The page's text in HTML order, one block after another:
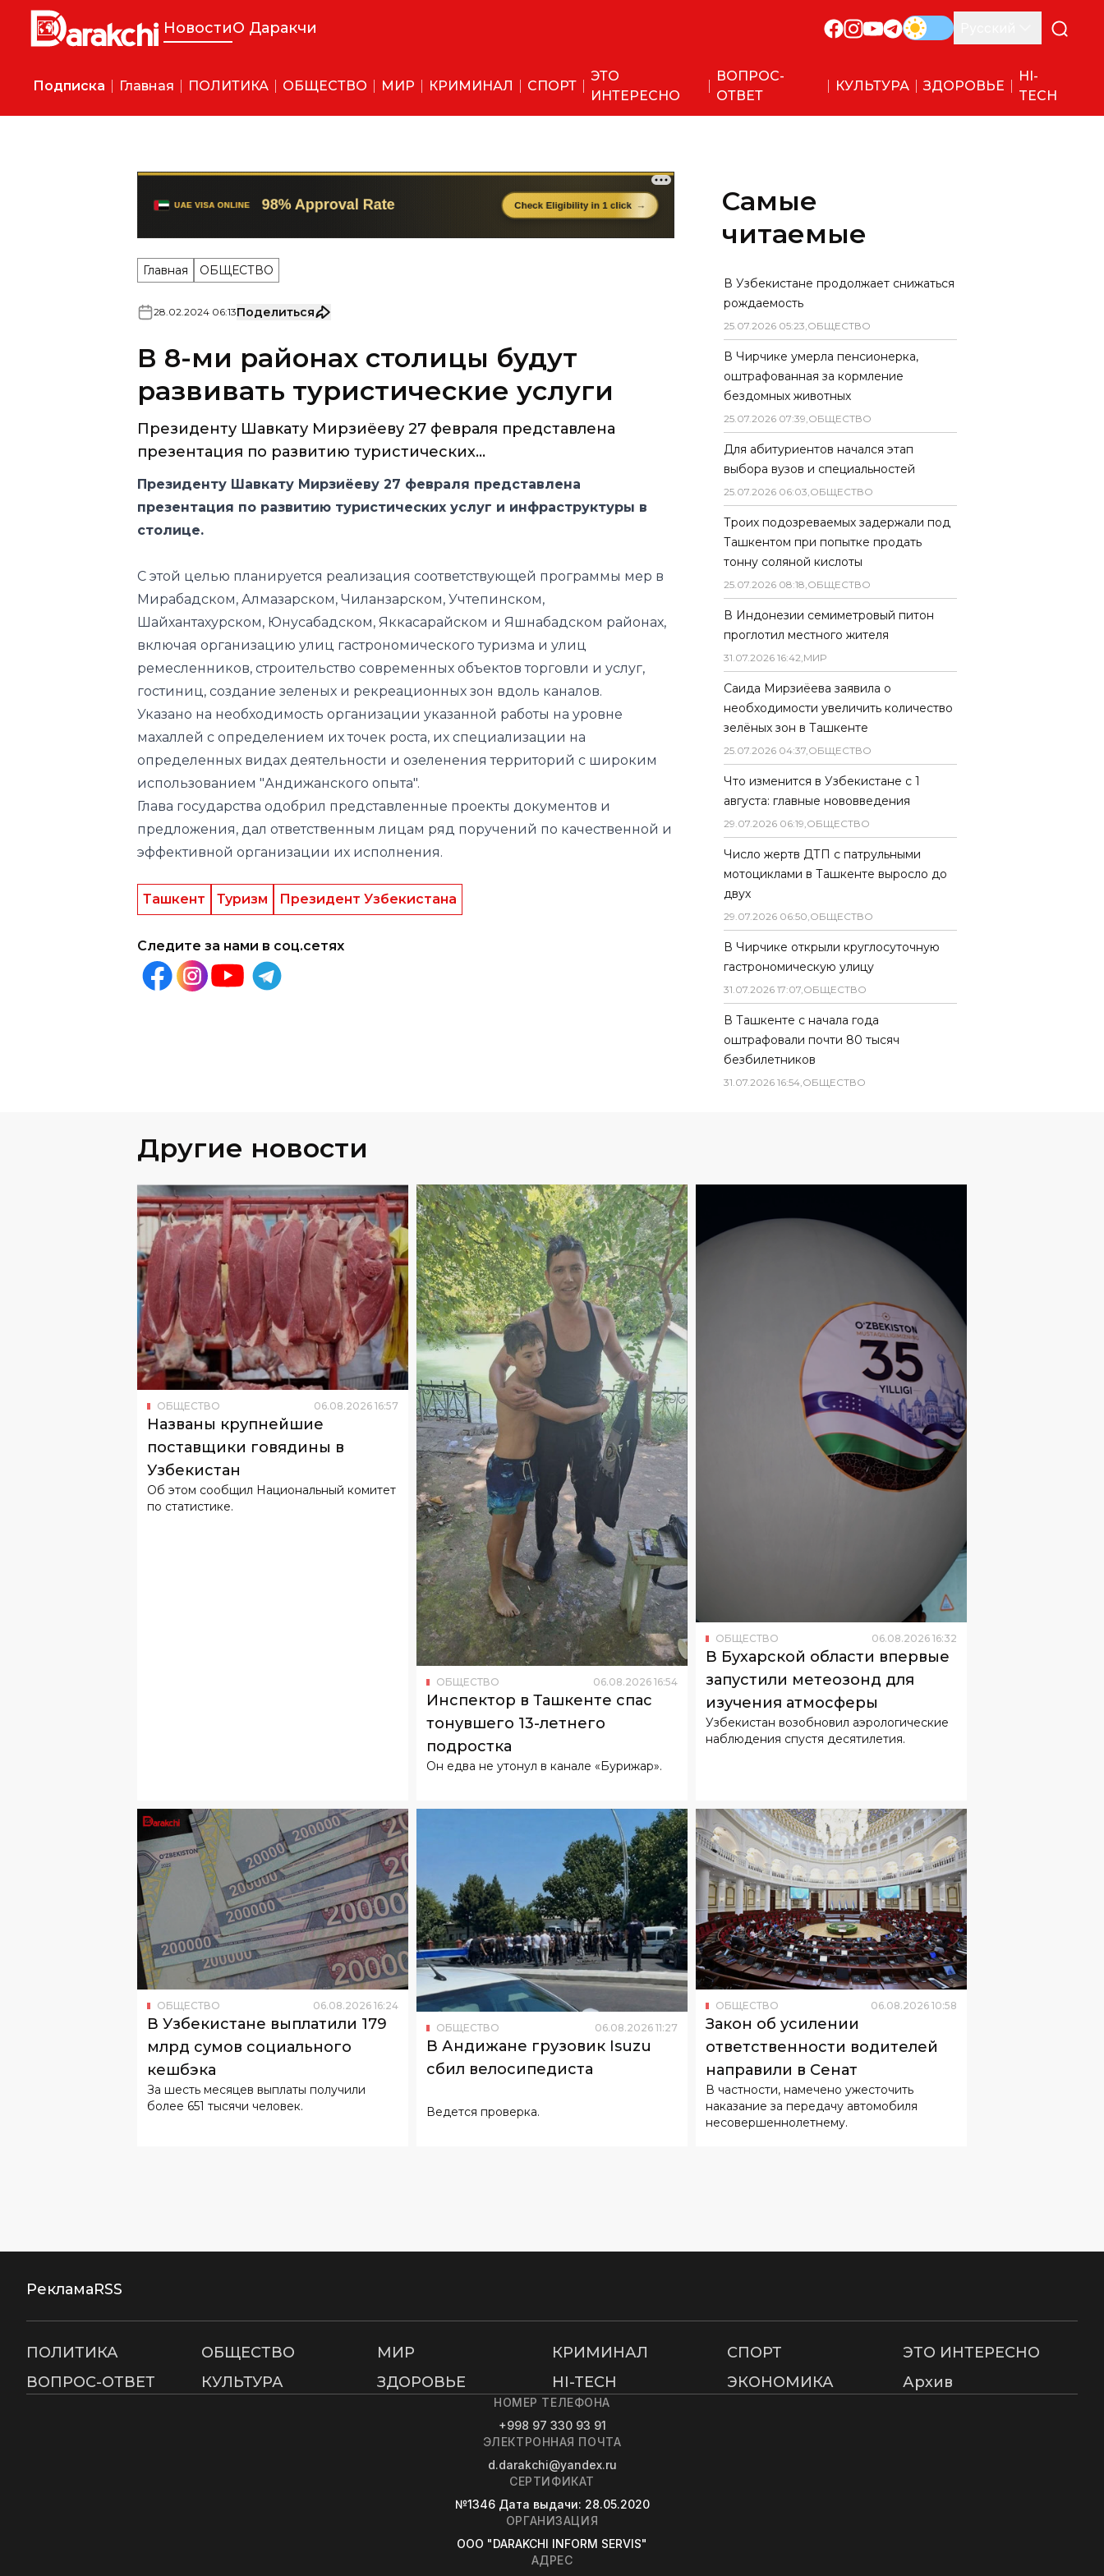
НовостиО Даракчи
Подписка Главная ПОЛИТИКА ОБЩЕСТВО МИР КРИМИНАЛ СПОРТ
ЭТО
ИНТЕРЕСНО
ВОПРОС-
ОТВЕТ
КУЛЬТУРА ЗДОРОВЬЕ
HI-
TECH
Главная ОБЩЕСТВО
28 02 2024 06:13Поделиться
В 8-ми районах столицы будут
развивать туристические услуги
Президенту Шавкату Мирзиёеву 27 февраля представлена
презентация по развитию туристических...
Президенту Шавкату Мирзиёеву 27 февраля представлена
презентация по развитию туристических услуг и инфраструктуры в
столице.
С этой целью планируется реализация соответствующей программы мер в
Мирабадском, Алмазарском, Чиланзарском, Учтепинском,
Шайхантахурском, Юнусабадском, Яккасарайском и Яшнабадском районах,
включая организацию улиц гастрономического туризма и улиц
ремесленников, строительство современных объектов торговли и услуг,
гостиниц, создание зеленых и рекреационных зон вдоль каналов.
Указано на необходимость организации указанной работы на уровне
махаллей с определением их точек роста, их специализации на
определенных видах деятельности и озеленения территорий с широким
использованием "Андижанского опыта".
Глава государства одобрил представленные проекты документов и
предложения, дал ответственным лицам ряд поручений по качественной и
эффективной организации их исполнения.
Ташкент Туризм Президент Узбекистана
Следите за нами в соц.сетях
Самые
читаемые
В Узбекистане продолжает снижаться
рождаемость
25.07.2026 05:23,ОБЩЕСТВО
В Чирчике умерла пенсионерка,
оштрафованная за кормление
бездомных животных
25.07.2026 07:39,ОБЩЕСТВО
Для абитуриентов начался этап
выбора вузов и специальностей
25.07.2026 06:03,ОБЩЕСТВО
Троих подозреваемых задержали под
Ташкентом при попытке продать
тонну соляной кислоты
25.07.2026 08:18,ОБЩЕСТВО
В Индонезии семиметровый питон
проглотил местного жителя
31.07.2026 16:42,МИР
Саида Мирзиёева заявила о
необходимости увеличить количество
зелёных зон в Ташкенте
25.07.2026 04:37,ОБЩЕСТВО
Что изменится в Узбекистане с 1
августа: главные нововведения
29.07.2026 06:19,ОБЩЕСТВО
Число жертв ДТП с патрульными
мотоциклами в Ташкенте выросло до
двух
29.07.2026 06:50,ОБЩЕСТВО
В Чирчике открыли круглосуточную
гастрономическую улицу
31.07.2026 17:07,ОБЩЕСТВО
В Ташкенте с начала года
оштрафовали почти 80 тысяч
безбилетников
31.07.2026 16:54,ОБЩЕСТВО
Другие новости
ОБЩЕСТВО 06.08.2026 16:57
Названы крупнейшие
поставщики говядины в
Узбекистан
Об этом сообщил Национальный комитет
по статистике.
ОБЩЕСТВО 06.08.2026 16:54
Инспектор в Ташкенте спас
тонувшего 13-летнего
подростка
Он едва не утонул в канале «Бурижар».
ОБЩЕСТВО 06.08.2026 16:32
В Бухарской области впервые
запустили метеозонд для
изучения атмосферы
Узбекистан возобновил аэрологические
наблюдения спустя десятилетия.
ОБЩЕСТВО 06.08.2026 16:24
В Узбекистане выплатили 179
млрд сумов социального
кешбэка
За шесть месяцев выплаты получили
более 651 тысячи человек.
ОБЩЕСТВО 06.08.2026 11:27
В Андижане грузовик Isuzu
сбил велосипедиста
Ведется проверка.
ОБЩЕСТВО 06.08.2026 10:58
Закон об усилении
ответственности водителей
направили в Сенат
В частности, намечено ужесточить
наказание за передачу автомобиля
несовершеннолетнему.
РекламаRSS
ПОЛИТИКА ОБЩЕСТВО МИР КРИМИНАЛ СПОРТ
ЭТО ИНТЕРЕСНО
ВОПРОС-ОТВЕТ
КУЛЬТУРА ЗДОРОВЬЕ HI-TECH ЭКОНОМИКА Архив
НОМЕР ТЕЛЕФОНА
+998 97 330 93 91
ЭЛЕКТРОННАЯ ПОЧТА
d.darakchi@yandex.ru
СЕРТИФИКАТ
№1346 Дата выдачи: 28.05.2020
ОРГАНИЗАЦИЯ
OOO "DARAKCHI INFORM SERVIS"
АДРЕС